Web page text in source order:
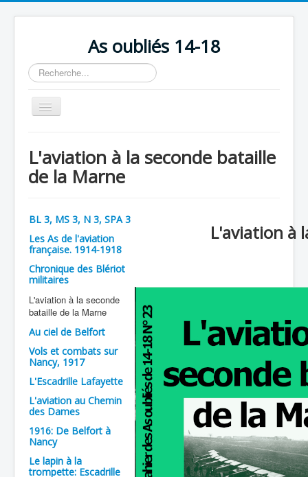
As oubliés 14-18
Rechercher
Basculer
la
Chronologie
Escadrilles
Avions
Personnels
Formation
Doctrines
Batailles
Les As
Cahiers des As
L'aviation à la seconde bataille
de la Marne
BL 3, MS 3, N 3, SPA 3
Les As de l'aviation
française. 1914-1918
Chronique des Blériot
militaires
L'aviation à la seconde
bataille de la Marne
Au ciel de Belfort
Vols et combats sur
Nancy, 1917
L'Escadrille Lafayette
L'aviation au Chemin
des Dames
1916: De Belfort à
Nancy
Le lapin à la
trompette: Escadrille
L'aviation à